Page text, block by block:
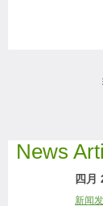
News
四月
新闻